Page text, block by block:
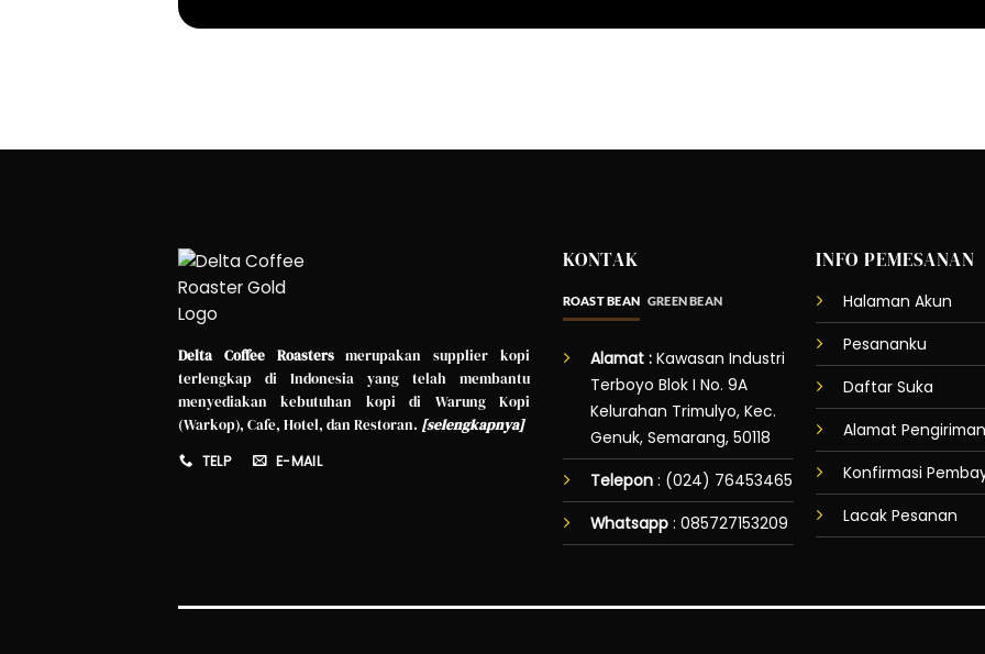
Delta Coffee Roastersmerupakan supplier kopi
terlengkap di Indonesia yang telah membantu
menyediakan kebutuhan kopi di Warung Kopi
(Warkop), Cafe, Hotel, dan Restoran. [selengkapnya]
TELP E-MAIL
KONTAK
ROAST BEAN GREEN BEAN
Alamat :Kawasan Industri
Terboyo Blok I No. 9A
Kelurahan Trimulyo, Kec.
Genuk, Semarang, 50118
Telepon: (024) 76453465
Whatsapp: 085727153209
INFO PEMESANAN
Halaman Akun
Pesananku
Daftar Suka
Alamat Pengiriman
Konfirmasi
Lacak Pesanan